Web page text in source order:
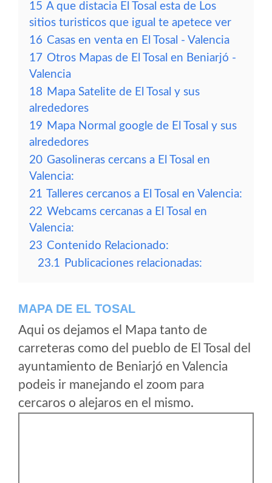
15 A que distacia El Tosal esta de Los
sitios turisticos que igual te apetece ver
16 Casas en venta en El Tosal - Valencia
17 Otros Mapas de El Tosal en Beniarjó -
Valencia
18 Mapa Satelite de El Tosal y sus
alrededores
19 Mapa Normal google de El Tosal y sus
alrededores
20 Gasolineras cercans a El Tosal en
Valencia:
21 Talleres cercanos a El Tosal en Valencia:
22 Webcams cercanas a El Tosal en
Valencia:
23 Contenido Relacionado:
23.1 Publicaciones relacionadas:
MAPA DE EL TOSAL
Aqui os dejamos el Mapa tanto de
carreteras como del pueblo de El Tosal del
ayuntamiento de Beniarjó en Valencia
podeis ir manejando el zoom para
cercaros o alejaros en el mismo.